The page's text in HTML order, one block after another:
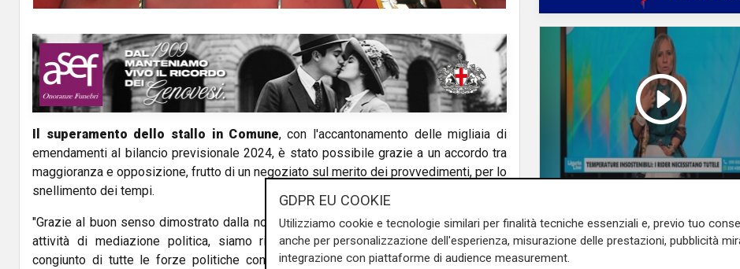
Il superamento dello stallo in Comune, con l'accantonamento delle migliaia di
emendamenti al bilancio previsionale 2024, è stato possibile grazie a un accordo tra
maggioranza e opposizione, frutto di un negoziato sul merito dei provvedimenti, per lo
snellimento dei tempi.
"Grazie al buon senso dimostrato dalla nostra maggioranza, che ha attuato un’intensa
attività di mediazione politica, siamo riusciti nell’intento - recita un comunicato
congiunto di tutte le forze politiche consiliari che hanno portato Marco Bucci alla
Bordilli (Lega):
alle norme anti -
Cpr necessario per
GDPR EU COOKIE
Utilizziamo cookie e tecnologie similari per finalità tecniche essenziali e, previo tuo
anche per personalizzazione dell'esperienza, misurazione delle prestazioni, pubblicità
integrazione con piattaforme di audience measurement.